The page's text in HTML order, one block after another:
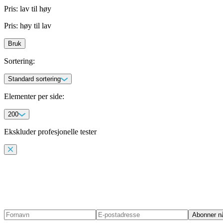
Pris: lav til høy
Pris: høy til lav
Bruk
Sortering:
Standard sortering
Elementer per side:
200
Ekskluder profesjonelle tester
Abonner